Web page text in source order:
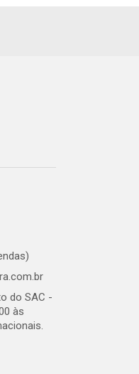
do SAC -
às